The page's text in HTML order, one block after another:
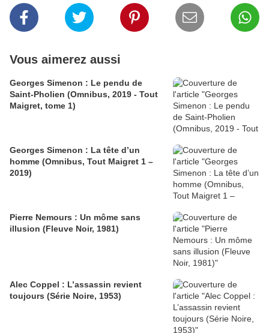
Vous aimerez aussi
Georges Simenon : Le pendu de
Saint-Pholien (Omnibus, 2019 - Tout
Maigret, tome 1)
Georges Simenon : La tête d’un
homme (Omnibus, Tout Maigret 1 –
2019)
Pierre Nemours : Un môme sans
illusion (Fleuve Noir, 1981)
Alec Coppel : L’assassin revient
toujours (Série Noire, 1953)